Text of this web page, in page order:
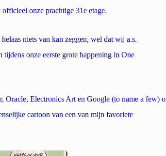
onze prachtige 31e etage.
niets van kan zeggen, wel dat wij a.s.
onze eerste grote happening in One
Oracle, Electronics Art en Google (to name a few)
cartoon van een van mijn favoriete